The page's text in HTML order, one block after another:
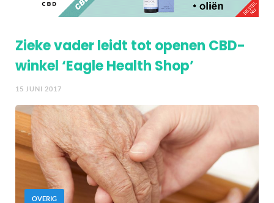
Zieke vader leidt tot openen CBD-
winkel ‘Eagle Health Shop’
15 JUNI 2017
OVERIG